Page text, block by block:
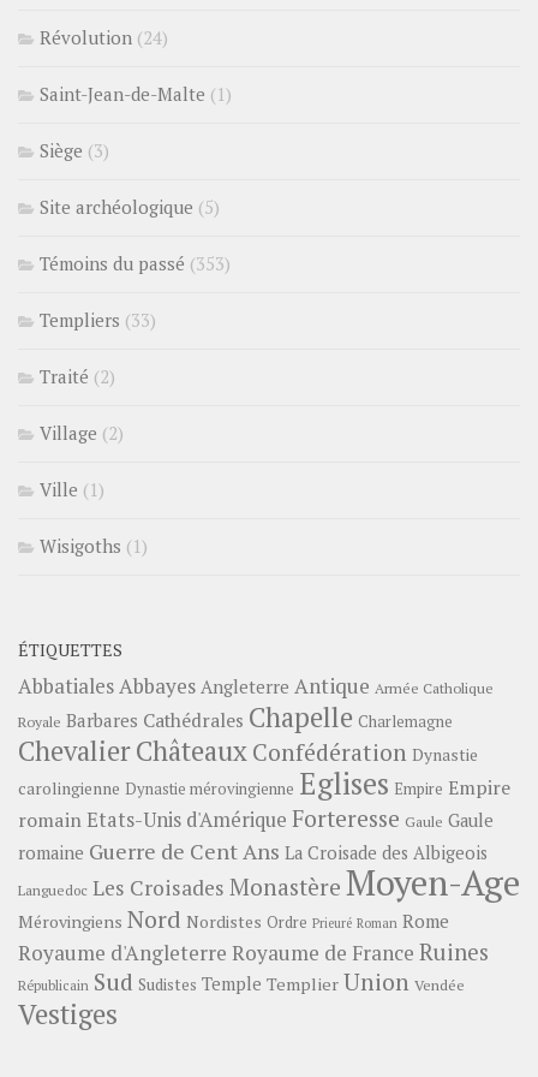
Révolution (24)
Saint-Jean-de-Malte (1)
Siège (3)
Site archéologique (5)
Témoins du passé (353)
Templiers (33)
Traité (2)
Village (2)
Ville (1)
Wisigoths (1)
ÉTIQUETTES
Abbatiales Abbayes Angleterre Antique Armée Catholique
Royale Barbares Cathédrales Chapelle Charlemagne
ChevalierChâteauxConfédération Dynastie
carolingienne Dynastie mérovingienne Eglises Empire Empire
romainEtats-Unis d'Amérique Forteresse Gaule Gaule
romaine Guerre de Cent Ans La Croisade des Albigeois
Languedoc Les Croisades Monastère Moyen-Age
Mérovingiens Nord Nordistes Ordre Prieuré Roman Rome
Royaume d'Angleterre Royaume de France Ruines
Républicain Sud Sudistes Temple Templier Union Vendée
Vestiges